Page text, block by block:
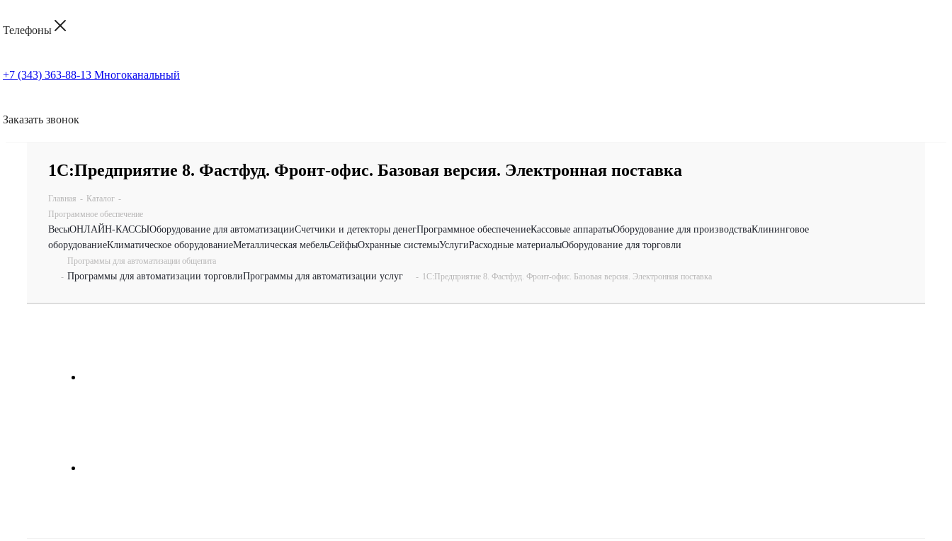
Телефоны
+7 (343) 363-88-13 Многоканальный
Заказать звонок
1С:Предприятие 8. Фастфуд. Фронт-офис. Базовая версия. Электронная поставка
Главная - Каталог -
Программное обеспечение
ВесыОНЛАЙН-КАССЫОборудование для автоматизацииСчетчики и детекторы денегПрограммное обеспечениеКассовые аппаратыОборудование для производстваКлининговое
оборудованиеКлиматическое оборудованиеМеталлическая мебельСейфыОхранные системыУслугиРасходные материалыОборудование для торговли
-
Программы для автоматизации общепита
Программы для автоматизации торговлиПрограммы для автоматизации услуг - 1С:Предприятие 8. Фастфуд. Фронт-офис. Базовая версия. Электронная поставка